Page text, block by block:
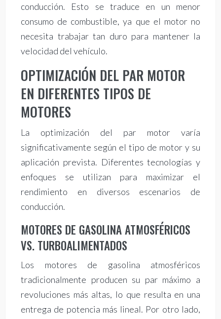
conducción. Esto se traduce en un menor
consumo de combustible, ya que el motor no
necesita trabajar tan duro para mantener la
velocidad del vehículo.
OPTIMIZACIÓN DEL PAR MOTOR
EN DIFERENTES TIPOS DE
MOTORES
La optimización del par motor varía
significativamente según el tipo de motor y su
aplicación prevista. Diferentes tecnologías y
enfoques se utilizan para maximizar el
rendimiento en diversos escenarios de
conducción.
MOTORES DE GASOLINA ATMOSFÉRICOS
VS. TURBOALIMENTADOS
Los motores de gasolina atmosféricos
tradicionalmente producen su par máximo a
revoluciones más altas, lo que resulta en una
entrega de potencia más lineal. Por otro lado,